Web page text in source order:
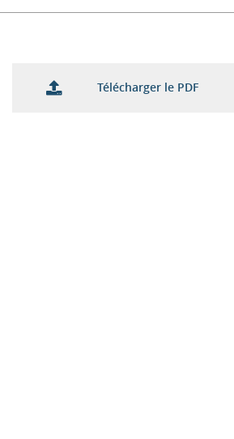
Télécharger le PDF